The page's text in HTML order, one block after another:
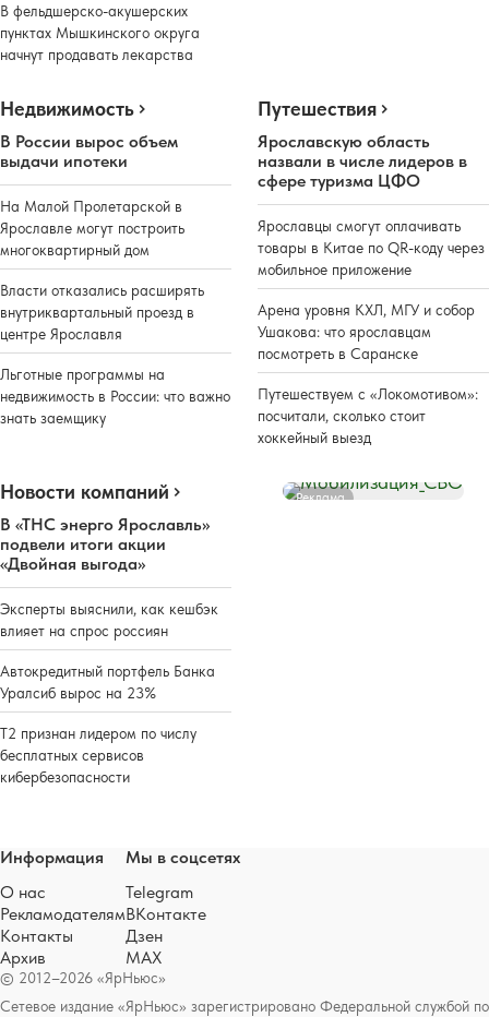
В фельдшерско-акушерских
пунктах Мышкинского округа
начнут продавать лекарства
Недвижимость
В России вырос объем
выдачи ипотеки
На Малой Пролетарской в
Ярославле могут построить
многоквартирный дом
Власти отказались расширять
внутриквартальный проезд в
центре Ярославля
Льготные программы на
недвижимость в России: что важно
знать заемщику
Путешествия
Ярославскую область
назвали в числе лидеров в
сфере туризма ЦФО
Ярославцы смогут оплачивать
товары в Китае по QR-коду через
мобильное приложение
Арена уровня КХЛ, МГУ и собор
Ушакова: что ярославцам
посмотреть в Саранске
Путешествуем с «Локомотивом»:
посчитали, сколько стоит
хоккейный выезд
Новости компаний
В «ТНС энерго Ярославль»
подвели итоги акции
«Двойная выгода»
Эксперты выяснили, как кешбэк
влияет на спрос россиян
Автокредитный портфель Банка
Уралсиб вырос на 23%
Т2 признан лидером по числу
бесплатных сервисов
кибербезопасности
Реклама
© 2012–2026 «ЯрНьюс»
Сетевое издание «ЯрНьюс» зарегистрировано Федеральной службой по
Информация
О нас
Рекламодателям
Контакты
Архив
Мы в соцсетях
Telegram
ВКонтакте
Дзен
MAX